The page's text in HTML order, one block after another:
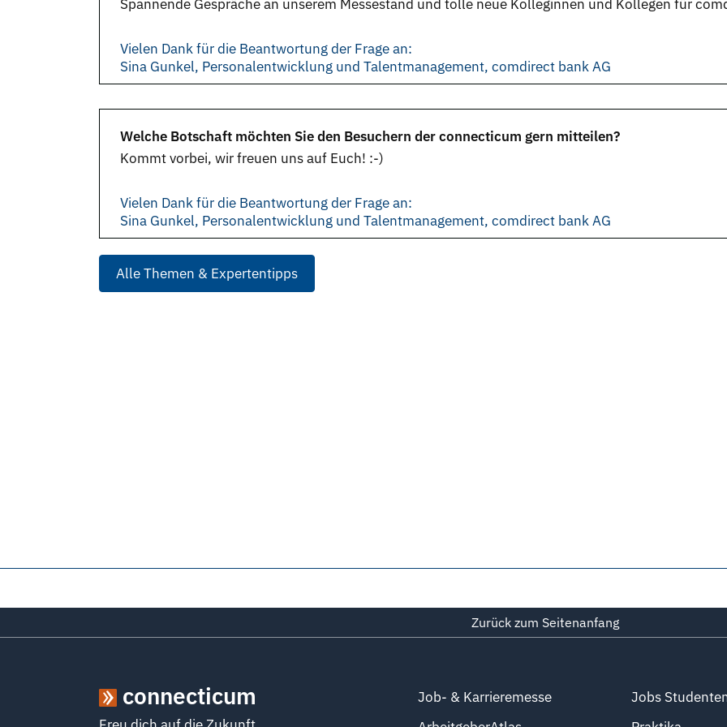
Spannende Gespräche an unserem Messestand und tolle neue Kolleginnen und Kollegen für
Vielen Dank für die Beantwortung der Frage an:
Sina Gunkel, Personalentwicklung und Talentmanagement, comdirect bank AG
Welche Botschaft möchten Sie den Besuchern der connecticum gern mitteilen?
Kommt vorbei, wir freuen uns auf Euch! :-)
Vielen Dank für die Beantwortung der Frage an:
Sina Gunkel, Personalentwicklung und Talentmanagement, comdirect bank AG
Alle Themen & Expertentipps
Zurück zum Seitenanfang
connecticum
Job- & Karrieremesse
Jobs